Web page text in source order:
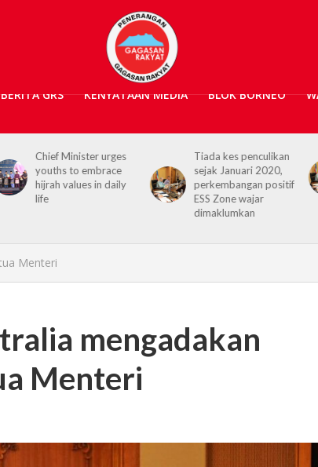
BERITA GRS KENYATAAN MEDIA BLOK BORNEO
Chief Minister urges
youths to embrace
hijrah values in daily
life
Tiada kes penculikan
sejak Januari 2020,
perkembangan positif
ESS Zone wajar
dimaklumkan
Menteri
mengadakan
Menteri